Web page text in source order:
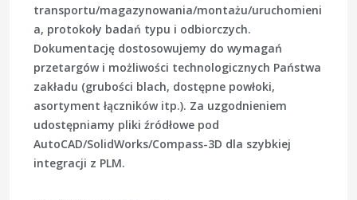
transportu/magazynowania/montażu/uruchomieni
a, protokoły badań typu i odbiorczych.
Dokumentację dostosowujemy do wymagań
przetargów i możliwości technologicznych Państwa
zakładu (grubości blach, dostępne powłoki,
asortyment łączników itp.). Za uzgodnieniem
udostępniamy pliki źródłowe pod
AutoCAD/SolidWorks/Compass-3D dla szybkiej
integracji z PLM.